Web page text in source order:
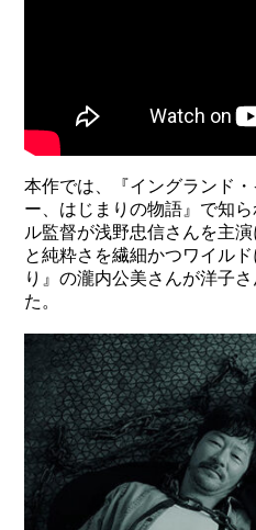
本作では、『イングランド
ー、はじまりの物語』で知
ル監督が浅野忠信さんを主
と純粋さを繊細かつワイル
り』の瀧内公美さんが洋子
た。